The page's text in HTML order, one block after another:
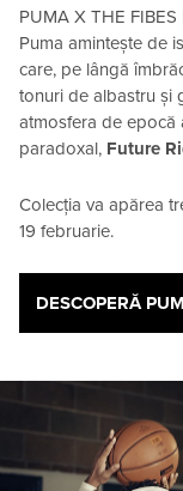
PUMA X THE FIBES
Puma amintește de
care, pe lângă
tonuri de albastru și
atmosfera de epocă
paradoxal, Future
Colecția va apărea
19 februarie.
DESCOPERĂ